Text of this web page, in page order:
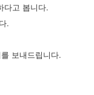
다고 봅니다.
.
보내드립니다.